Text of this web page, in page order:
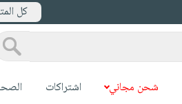
كل
شحن مجاني اشتراكات